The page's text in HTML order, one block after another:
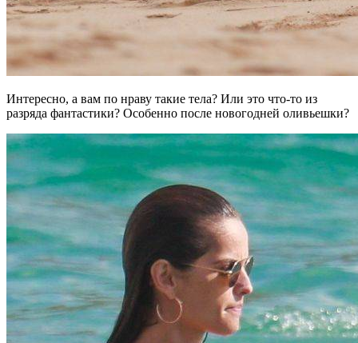
Интересно, а вам по нраву такие тела? Или это что-то из
разряда фантастики? Особенно после новогодней оливьешки?